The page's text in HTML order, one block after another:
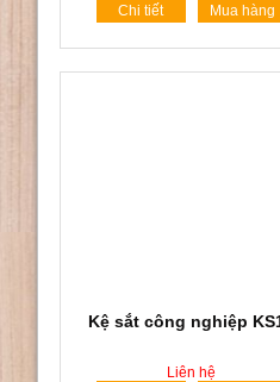
Chi tiết
Mua hàng
Kệ sắt công nghiệp
Liên hệ